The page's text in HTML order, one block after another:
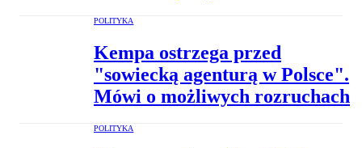
POLITYKA
Kempa ostrzega przed
"sowiecką agenturą w Polsce".
Mówi o możliwych rozruchach
POLITYKA